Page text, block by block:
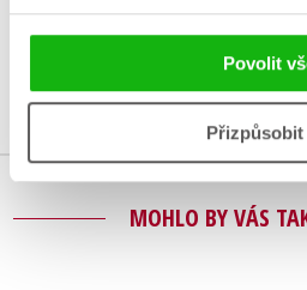
Povolit
Přizpůsobit
MOHLO BY VÁS